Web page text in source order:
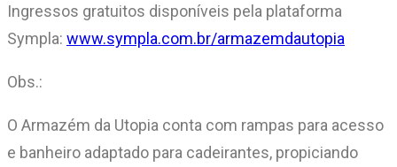
Ingressos gratuitos disponíveis pela plataforma
Sympla: www.sympla.com.br/armazemdautopia
Obs.:
O Armazém da Utopia conta com rampas para acesso
e banheiro adaptado para cadeirantes, propiciando